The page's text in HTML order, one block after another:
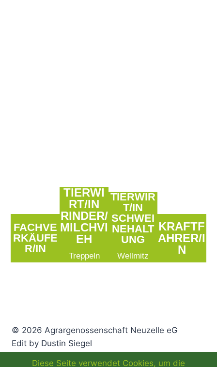
FACHVE
RKÄUFE
R/IN
TIERWI
RT/IN
RINDER/
MILCHVI
EH
Treppeln
TIERWIR
T/IN
SCHWEI
NEHALT
UNG
Wellmitz
KRAFTF
AHRER/I
N
© 2026 Agrargenossenschaft Neuzelle eG
Edit by Dustin Siegel
Diese Seite verwendet Cookies, um die